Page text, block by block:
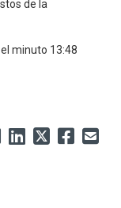
de la
minuto 13:48